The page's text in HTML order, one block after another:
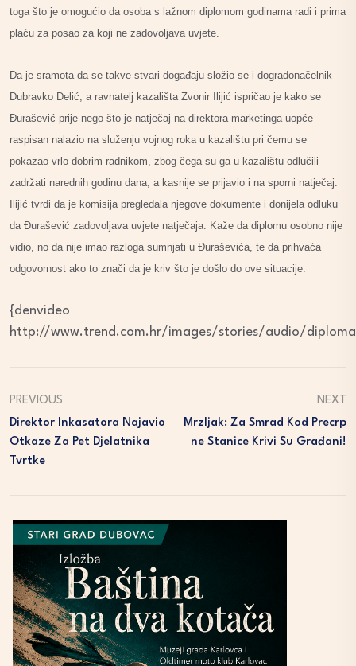
toga što je omogućio da osoba s lažnom diplomom godinama radi i prima
plaću za posao za koji ne zadovoljava uvjete.
Da je sramota da se takve stvari događaju složio se i dogradonačelnik
Dubravko Delić, a ravnatelj kazališta Zvonir Ilijić ispričao je kako se
Đurašević prije nego što je natječaj na direktora marketinga uopće
raspisan nalazio na služenju vojnog roka u kazalištu pri čemu se
pokazao vrlo dobrim radnikom, zbog čega su ga u kazalištu odlučili
zadržati narednih godinu dana, a kasnije se prijavio i na sporni natječaj.
Ilijić tvrdi da je komisija pregledala njegove dokumente i donijela odluku
da Đurašević zadovoljava uvjete natječaja. Kaže da diplomu osobno nije
vidio, no da nije imao razloga sumnjati u Đuraševića, te da prihvaća
odgovornost ako to znači da je kriv što je došlo do ove situacije.
{denvideo
http://www.trend.com.hr/images/stories/audio/
PREVIOUS
Direktor Inkasatora Najavio
Otkaze Za Pet Djelatnika
Tvrtke
NEXT
Mrzljak: Za Smrad Kod Precrp
Ne Stanice Krivi Su Građani!